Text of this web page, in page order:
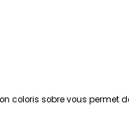
coloris sobre vous permet